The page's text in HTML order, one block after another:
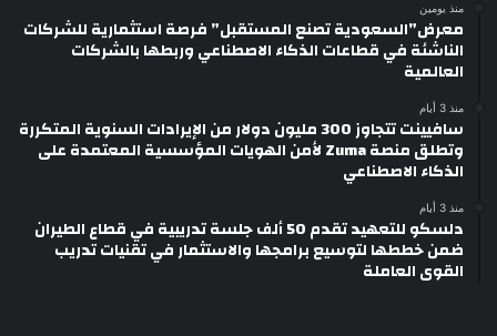
منذ يومين
معرض”السعودية تصنع المستقبل” فرصة استثمارية للشركات
الناشئة في قطاعات الذكاء الاصطناعي وربطها بالشركات
العالمية
منذ 3 أيام
سافيينت تتجاوز 300 مليون دولار من الإيرادات السنوية المتكررة
وتطلق منصة Zuma لأمن الهويات المؤسسية المعتمدة على
الذكاء الاصطناعي
منذ 3 أيام
دلسكو للتعهيد تقدم 50 ألف جلسة تدريبية في قطاع الطيران
ضمن خططها لتوسيع برامجها والاستثمار في تقنيات تدريب
القوى العاملة